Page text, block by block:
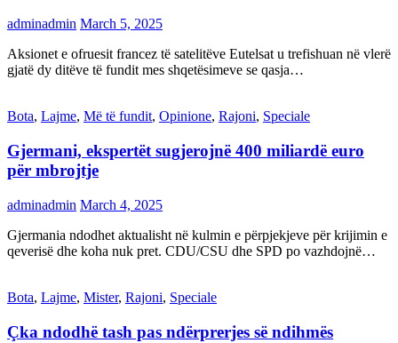
adminadmin March 5, 2025
Aksionet e ofruesit francez të satelitëve Eutelsat u trefishuan në vlerë
gjatë dy ditëve të fundit mes shqetësimeve se qasja…
Bota, Lajme, Më të fundit, Opinione, Rajoni, Speciale
Gjermani, ekspertët sugjerojnë 400 miliardë euro
për mbrojtje
adminadmin March 4, 2025
Gjermania ndodhet aktualisht në kulmin e përpjekjeve për krijimin e
qeverisë dhe koha nuk pret. CDU/CSU dhe SPD po vazhdojnë…
Bota, Lajme, Mister, Rajoni, Speciale
Çka ndodhë tash pas ndërprerjes së ndihmës